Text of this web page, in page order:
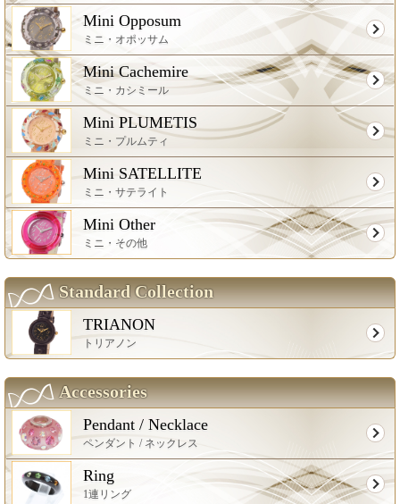
Mini Opposum
ミニ・オポッサム
Mini Cachemire
ミニ・カシミール
Mini PLUMETIS
ミニ・プルムティ
Mini SATELLITE
ミニ・サテライト
Mini Other
ミニ・その他
Standard Collection
TRIANON
トリアノン
Accessories
Pendant / Necklace
ペンダント / ネックレス
Ring
1連リング